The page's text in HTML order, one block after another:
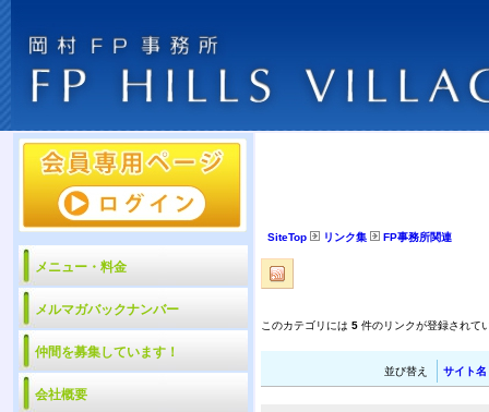
メニュー・料金
メルマガバックナンバー
仲間を募集しています！
会社概要
SiteTop リンク集 FP事務所関連
このカテゴリには 5 件のリンクが登録されて
並び替え サイト名